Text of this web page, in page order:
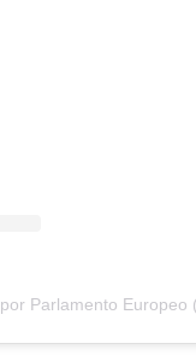
Parlamento Europeo